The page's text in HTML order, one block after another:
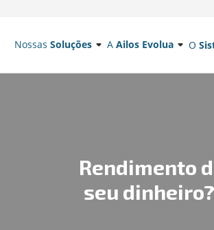
Nossas Soluções A Ailos Evolua O
Rendimento
seu